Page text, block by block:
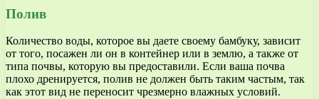
Полив
Количество воды, которое вы даете своему бамбуку, зависит
от того, посажен ли он в контейнер или в землю, а также от
типа почвы, которую вы предоставили. Если ваша почва
плохо дренируется, полив не должен быть таким частым, так
как этот вид не переносит чрезмерно влажных условий.